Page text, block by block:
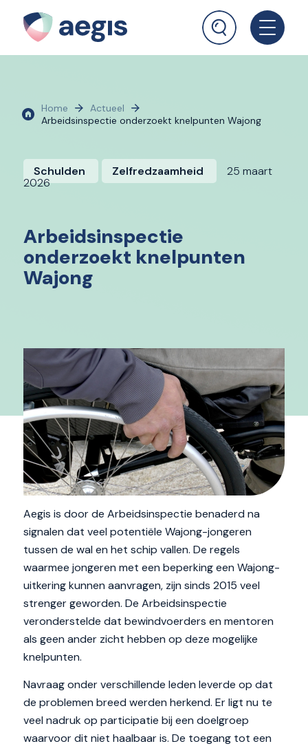
Home
Actueel
Arbeidsinspectie onderzoekt knelpunten Wajong
Schulden Zelfredzaamheid
25 maart
2026
Arbeidsinspectie
onderzoekt knelpunten
Wajong
Aegis is door de Arbeidsinspectie benaderd na
signalen dat veel potentiële Wajong-jongeren
tussen de wal en het schip vallen. De regels
waarmee jongeren met een beperking een Wajong-
uitkering kunnen aanvragen, zijn sinds 2015 veel
strenger geworden. De Arbeidsinspectie
veronderstelde dat bewindvoerders en mentoren
als geen ander zicht hebben op deze mogelijke
knelpunten.
Navraag onder verschillende leden leverde op dat
de problemen breed werden herkend. Er ligt nu te
veel nadruk op participatie bij een doelgroep
waarvoor dit niet haalbaar is. De toegang tot een